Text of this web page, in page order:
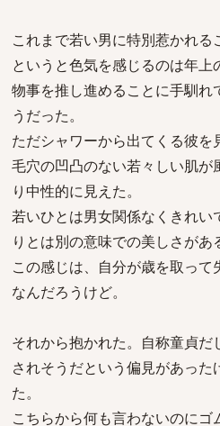
これまで若い男に特別惹かれ
というと色気を感じるのは年上
物事を推し進めることに手馴れ
うだった。
ただシャワーから出てくる彼を
毛穴の凹凸のない若々しい肌が
り中性的に見えた。
若いひとは男女関係なくきれい
りとは別の意味での美しさがあ
この感じは、自分が歳を取っ
なんだろうけど。
それから抱かれた。自称童貞だ
されそうだという偏見があった
た。
こちらから何も言わないのに